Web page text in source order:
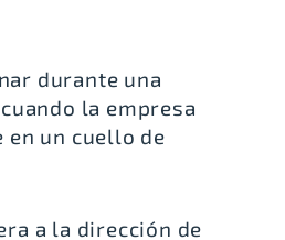
durante una
la empresa
en un cuello de
a la dirección de